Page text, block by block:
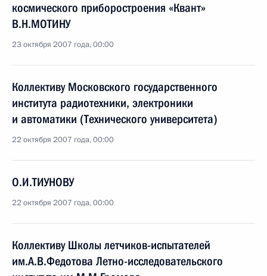
космического приборостроения «Квант»
В.Н.МОТИНУ
23 октября 2007 года, 00:00
Коллективу Московского государственного
института радиотехники, электроники
и автоматики (Технического университета)
22 октября 2007 года, 00:00
О.И.ТИУНОВУ
22 октября 2007 года, 00:00
Коллективу Школы летчиков-испытателей
им.А.В.Федотова Летно-исследовательского